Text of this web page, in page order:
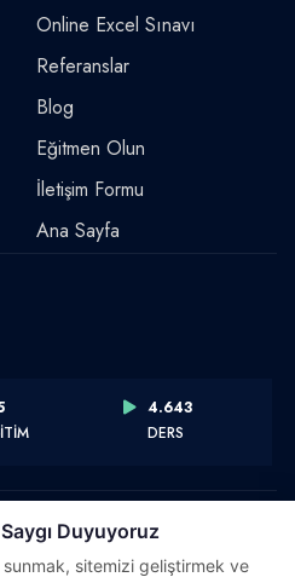
Online Excel Sınavı
Referanslar
Blog
Eğitmen Olun
İletişim Formu
Ana Sayfa
4.643
DERS
Duyuyoruz
sitemizi geliştirmek ve